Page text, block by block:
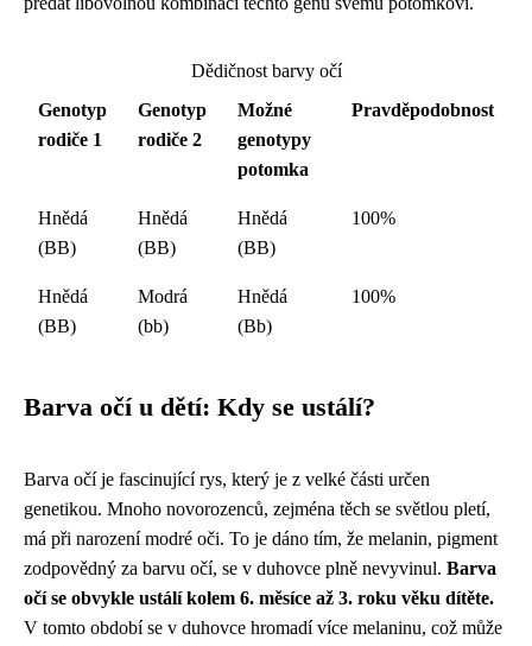
Dědičnost barvy očí
Genotyp
rodiče 1
Genotyp
rodiče 2
Možné
genotypy
potomka
Pravděpodobnost
Hnědá
(BB)
Hnědá
(BB)
Hnědá
(BB)
100%
Hnědá
(BB)
Modrá
(bb)
Hnědá
(Bb)
100%
Barva očí u dětí: Kdy se ustálí?
Barva očí je fascinující rys, který je z velké části určen
genetikou. Mnoho novorozenců, zejména těch se světlou pletí,
má při narození modré oči. To je dáno tím, že melanin, pigment
zodpovědný za barvu očí, se v duhovce plně nevyvinul. Barva
očí se obvykle ustálí kolem 6. měsíce až 3. roku věku dítěte.
V tomto období se v duhovce hromadí více melaninu, což může